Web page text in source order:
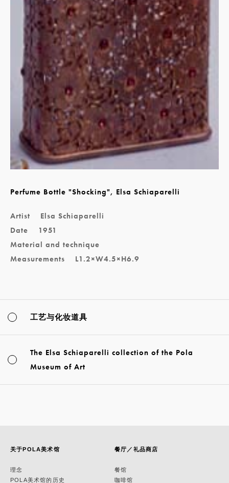
Perfume Bottle "Shocking", Elsa Schiaparelli
Artist
Elsa Schiaparelli
Date
1951
Material and technique
Measurements
L1.2×W4.5×H6.9
工艺与化妆道具
The Elsa Schiaparelli collection of the Pola
Museum of Art
关于POLA美术馆
理念
POLA美术馆的历史
餐厅／礼品商店
餐馆
咖啡馆